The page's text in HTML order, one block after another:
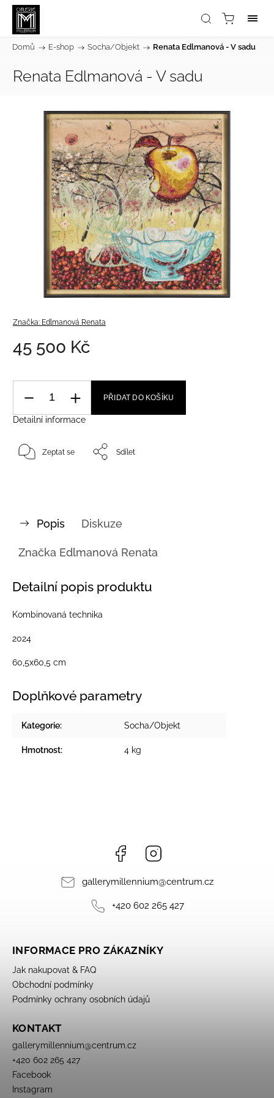
Domů / E-shop / Socha/Objekt / Renata Edlmanová - V sadu
Renata Edlmanová - V sadu
Značka: Edlmanová Renata
45 500 Kč
PŘIDAT DO KOŠÍKU
Detailní informace
Zeptat se Sdílet
Popis Diskuze
Značka Edlmanová Renata
Detailní popis produktu
Kombinovaná technika
2024
60,5x60,5 cm
Doplňkové parametry
Kategorie: Socha/Objekt
Hmotnost: 4 kg
Facebook
gallerymillennium@centrum.cz
+420 602 265 427
INFORMACE PRO ZÁKAZNÍKY
Jak nakupovat & FAQ
Obchodní podmínky
Podmínky ochrany osobních údajů
KONTAKT
gallerymillennium@centrum.cz
+420 602 265 427
Facebook
Instagram